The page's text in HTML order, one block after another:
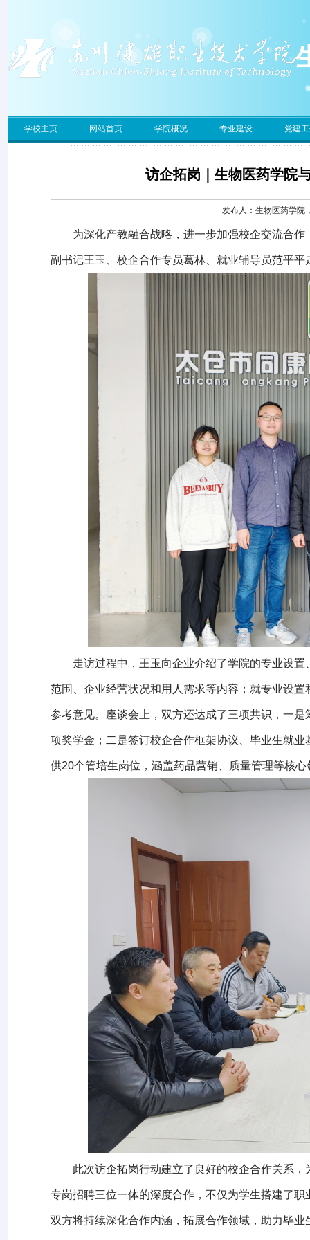
学校主页 网站首页 学院概况 专业建设 党建
访企拓岗｜生物医药学院
发布人：生物医药学
为深化产教融合战略，进一步加强校企交流合
副书记王玉、校企合作专员葛林、就业辅导员范平
走访过程中，王玉向企业介绍了学院的专业设
范围、企业经营状况和用人需求等内容；就专业设
参考意见。座谈会上，双方还达成了三项共识，一
项奖学金；二是签订校企合作框架协议、毕业生就
供20个管培生岗位，涵盖药品营销、质量管理等核心
此次访企拓岗行动建立了良好的校企合作关系
专岗招聘三位一体的深度合作，不仅为学生搭建了职
双方将持续深化合作内涵，拓展合作领域，助力毕